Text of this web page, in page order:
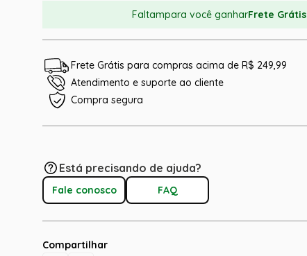
Faltampara você ganharFrete Grátis
Frete Grátis para compras acima de R$ 249,99
Atendimento e suporte ao cliente
Compra segura
Está precisando de ajuda?
Fale conosco FAQ
Compartilhar